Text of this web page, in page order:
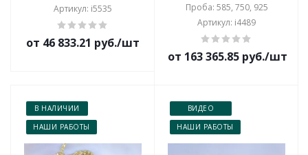
Артикул: i5535
от 46 833.21 руб./шт
Проба: 585, 750, 925
Артикул: i4489
от 163 365.85 руб./шт
В НАЛИЧИИ
НАШИ РАБОТЫ
ВИДЕО
НАШИ РАБОТЫ